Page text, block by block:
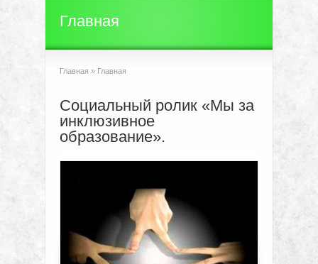
Главная
Главная » Главная
Социальный ролик «Мы за
инклюзивное
образование».